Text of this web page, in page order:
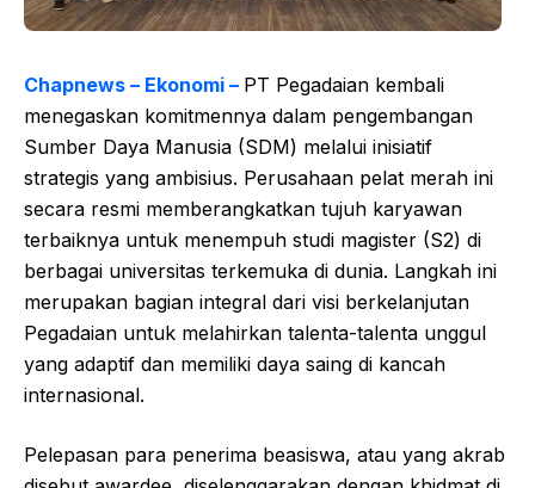
Chapnews – Ekonomi – PT Pegadaian kembali
menegaskan komitmennya dalam pengembangan
Sumber Daya Manusia (SDM) melalui inisiatif
strategis yang ambisius. Perusahaan pelat merah ini
secara resmi memberangkatkan tujuh karyawan
terbaiknya untuk menempuh studi magister (S2) di
berbagai universitas terkemuka di dunia. Langkah ini
merupakan bagian integral dari visi berkelanjutan
Pegadaian untuk melahirkan talenta-talenta unggul
yang adaptif dan memiliki daya saing di kancah
internasional.
Pelepasan para penerima beasiswa, atau yang akrab